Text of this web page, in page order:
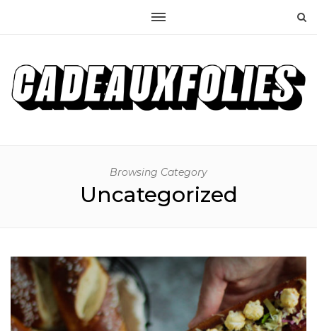
Browsing Category
Uncategorized